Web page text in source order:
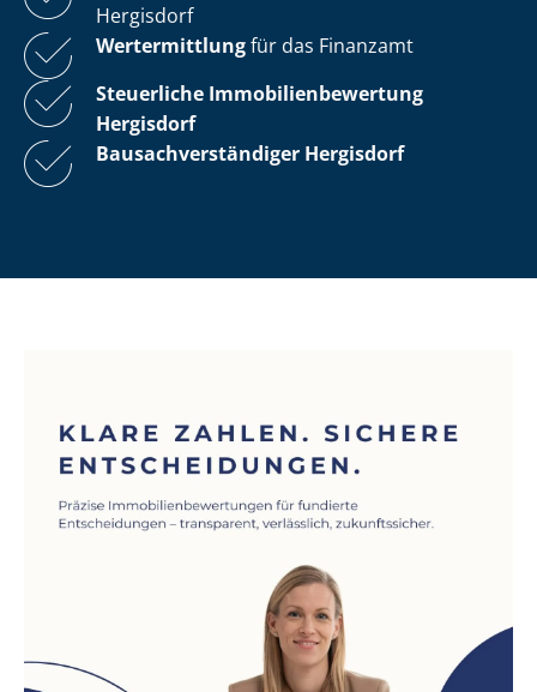
Hergisdorf
Wertermittlungfür das Finanzamt
Steuerliche Im­mo­bi­li­en­be­wer­tung
Hergisdorf
Bau­sach­ver­stän­di­ger Hergisdorf